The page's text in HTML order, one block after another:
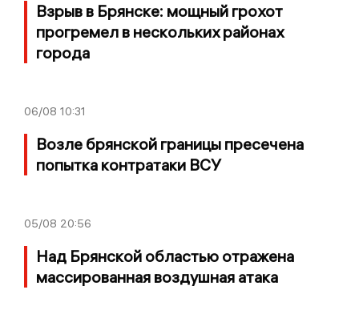
Взрыв в Брянске: мощный грохот
прогремел в нескольких районах
города
06/08 10:31
Возле брянской границы пресечена
попытка контратаки ВСУ
05/08 20:56
Над Брянской областью отражена
массированная воздушная атака